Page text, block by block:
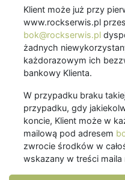
Klient może już przy
www.rockserwis.pl
bok@rockserwis.pl
żadnych
każdorazowym ich
bankowy Klienta.
W przypadku braku
przypadku, gdy
koncie, Klient może w
mailową pod adresem
zwrocie środków w
wskazany w treści